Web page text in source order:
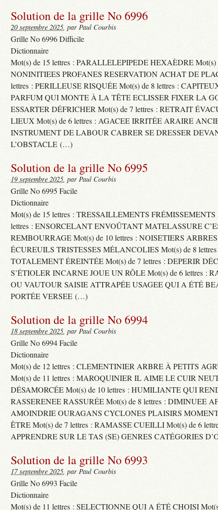
Solution de la grille No 6996
20 septembre 2025, par Paul Courbis
Grille No 6996 Difficile
Dictionnaire
Mot(s) de 15 lettres : PARALLELEPIPEDE HEXAÈDRE Mot(s)
NONINITIEES PROFANES RESERVATION ACHAT DE
lettres : PERILLEUSE RISQUÉE Mot(s) de 8 lettres :
PARFUM QUI MONTE À LA TÊTE ECLISSER FIXER LA
ESSARTER DÉFRICHER Mot(s) de 7 lettres : RETRAIT
LIEUX Mot(s) de 6 lettres : AGACEE IRRITÉE ARAIRE
INSTRUMENT DE LABOUR CABRER SE DRESSER
L’OBSTACLE (…)
Solution de la grille No 6995
19 septembre 2025, par Paul Courbis
Grille No 6995 Facile
Dictionnaire
Mot(s) de 15 lettres : TRESSAILLEMENTS FRÉMISSEMENTS
lettres : ENSORCELANT ENVOÛTANT MATELASSURE
REMBOURRAGE Mot(s) de 10 lettres : NOISETIERS
ÉCUREUILS TRISTESSES MÉLANCOLIES Mot(s) de 8
TOTALEMENT ÉREINTÉE Mot(s) de 7 lettres : DEPERIR
S’ÉTIOLER INCARNE JOUE UN RÔLE Mot(s) de 6 lettres :
OU VAUTOUR SAISIE ATTRAPÉE USAGEE QUI A ÉTÉ
PORTÉE VERSEE (…)
Solution de la grille No 6994
18 septembre 2025, par Paul Courbis
Grille No 6994 Facile
Dictionnaire
Mot(s) de 12 lettres : CLEMENTINIER ARBRE À PETITS
Mot(s) de 11 lettres : MAROQUINIER IL AIME LE CUIR
DÉSAMORCÉE Mot(s) de 10 lettres : HUMILIANTE QUI
RASSERENEE RASSURÉE Mot(s) de 8 lettres : DIMINUEE
AMOINDRIE OURAGANS CYCLONES PLAISIRS
ÊTRE Mot(s) de 7 lettres : RAMASSE CUEILLI Mot(s) de 6
APPRENDRE SUR LE TAS (SE) GENRES CATÉGORIES
Solution de la grille No 6993
17 septembre 2025, par Paul Courbis
Grille No 6993 Facile
Dictionnaire
Mot(s) de 11 lettres : SELECTIONNE QUI A ÉTÉ CHOISI